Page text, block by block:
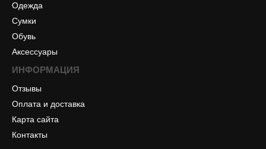
Одежда
Сумки
Обувь
Аксессуары
ИНФОРМАЦИЯ
Отзывы
Оплата и доставка
Карта сайта
Контакты